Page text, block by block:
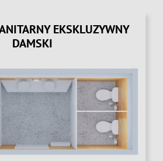
EKSKLUZYWNY
DAMSKI